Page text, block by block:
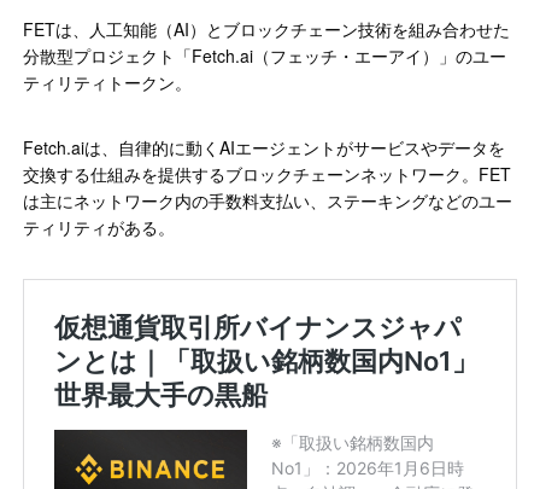
FETは、人工知能（AI）とブロックチェーン技術を組み合わせた
分散型プロジェクト「Fetch.ai（フェッチ・エーアイ）」のユー
ティリティトークン。
Fetch.aiは、自律的に動くAIエージェントがサービスやデータを
交換する仕組みを提供するブロックチェーンネットワーク。FET
は主にネットワーク内の手数料支払い、ステーキングなどのユー
ティリティがある。